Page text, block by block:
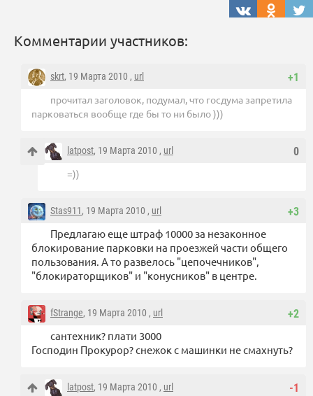
Комментарии участников:
+1
skrt, 19 Марта 2010 , url
прочитал заголовок, подумал, что госдума запретила
парковаться вообще где бы то ни было )))
0
latpost, 19 Марта 2010 , url
=))
+3
Stas911, 19 Марта 2010 , url
Предлагаю еще штраф 10000 за незаконное
блокирование парковки на проезжей части общего
пользования. А то развелось "цепочечников",
"блокираторщиков" и "конусников" в центре.
+2
fStrange, 19 Марта 2010 , url
сантехник? плати 3000
Господин Прокурор? снежок с машинки не смахнуть?
-1
latpost, 19 Марта 2010 , url